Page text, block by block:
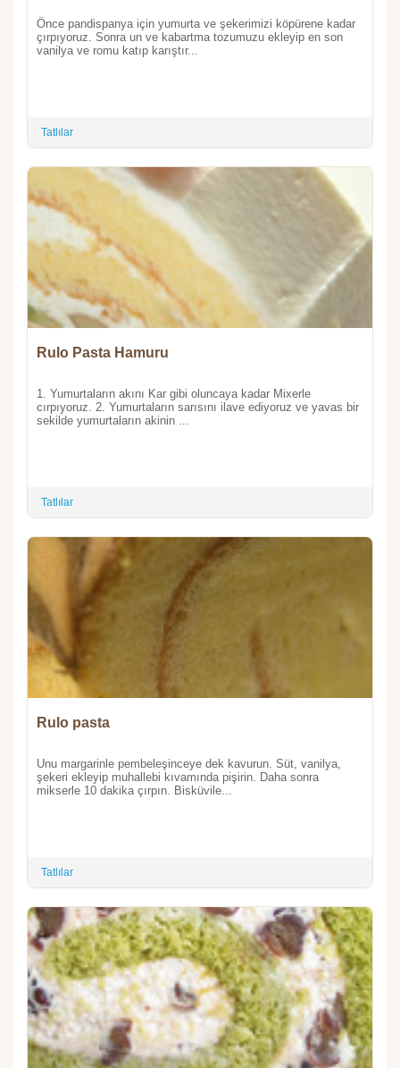
Önce pandispanya için yumurta ve şekerimizi köpürene kadar
çırpıyoruz. Sonra un ve kabartma tozumuzu ekleyip en son
vanilya ve romu katıp karıştır...
Tatlılar
Rulo Pasta Hamuru
1. Yumurtaların akını Kar gibi oluncaya kadar Mixerle
cırpıyoruz. 2. Yumurtaların sarısını ilave ediyoruz ve yavas bir
sekilde yumurtaların akinin ...
Tatlılar
Rulo pasta
Unu margarinle pembeleşinceye dek kavurun. Süt, vanilya,
şekeri ekleyip muhallebi kıvamında pişirin. Daha sonra
mikserle 10 dakika çırpın. Bisküvile...
Tatlılar